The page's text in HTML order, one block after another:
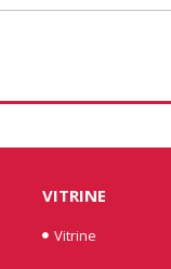
VITRINE
Vitrine